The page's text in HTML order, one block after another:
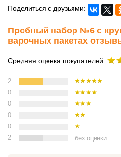
Поделиться с друзьями:
Пробный набор №6 с
варочных пакетах
Средняя оценка покупателей:
2
0
0
0
0
2
без оценки